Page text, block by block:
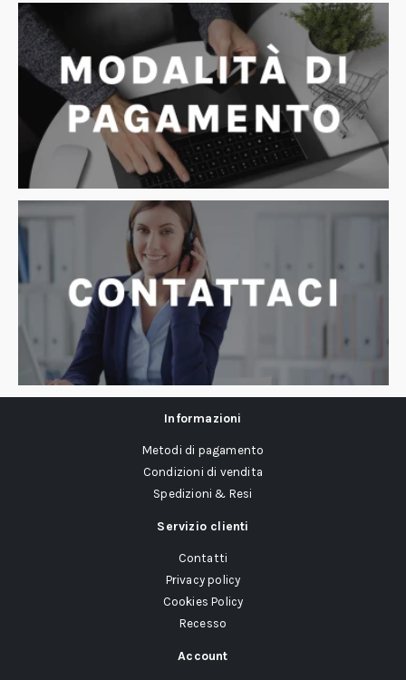
Informazioni
Metodi di pagamento
Condizioni di vendita
Spedizioni & Resi
Servizio clienti
Contatti
Privacy policy
Cookies Policy
Recesso
Account